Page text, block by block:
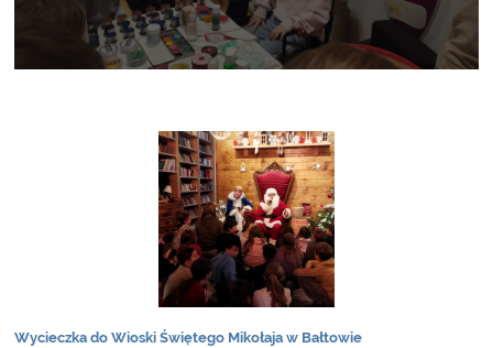
Wycieczka do Wioski Świętego Mikołaja w Bałtowie